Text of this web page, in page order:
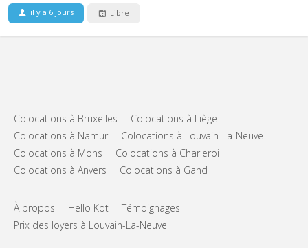
il y a 6 jours Libre
Colocations à Bruxelles
Colocations à Liège
Colocations à Namur
Colocations à Louvain-La-Neuve
Colocations à Mons
Colocations à Charleroi
Colocations à Anvers
Colocations à Gand
À propos Hello Kot
Témoignages
Prix des loyers à Louvain-La-Neuve